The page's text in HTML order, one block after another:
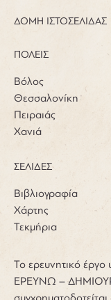
ΔΟΜΗ ΙΣΤΟΣΕΛΙΔΑΣ
ΠΟΛΕΙΣ
Βόλος
Θεσσαλονίκη
Πειραιάς
Χανιά
ΣΕΛΙΔΕΣ
Βιβλιογραφία
Χάρτης
Τεκμήρια
Το ερευνητικό έργο
ΕΡΕΥΝΩ –